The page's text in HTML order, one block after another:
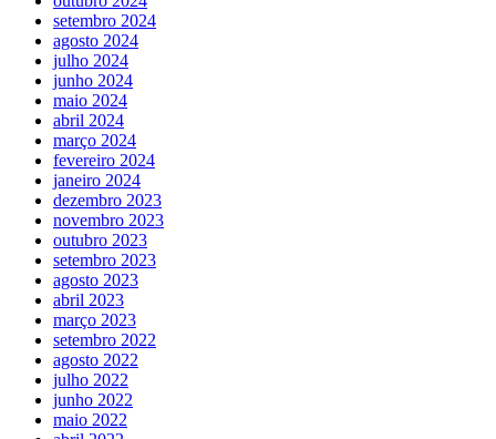
setembro 2024
agosto 2024
julho 2024
junho 2024
maio 2024
abril 2024
março 2024
fevereiro 2024
janeiro 2024
dezembro 2023
novembro 2023
outubro 2023
setembro 2023
agosto 2023
abril 2023
março 2023
setembro 2022
agosto 2022
julho 2022
junho 2022
maio 2022